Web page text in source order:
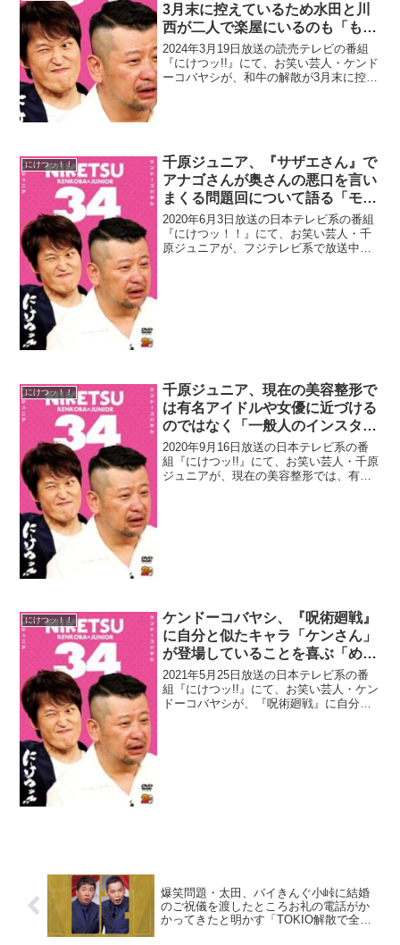
3月末に控えているため水田と川
西が二人で楽屋にいるのも「もう
数えるほどでしょう」
2024年3月19日放送の読売テレビの番組
『にけつッ!!』にて、お笑い芸人・ケンド
ーコバヤシが、和牛の解散が3月末に控え
にけつッ！！
千原ジュニア、『サザエさん』で
アナゴさんが奥さんの悪口を言い
まくる問題回について語る「モラ
ハラもモラハラ」
2020年6月3日放送の日本テレビ系の番組
『にけつッ！！』にて、お笑い芸人・千
原ジュニアが、フジテレビ系で放送中の
にけつッ！！
千原ジュニア、現在の美容整形で
は有名アイドルや女優に近づける
のではなく「一般人のインスタ写
真」を参考に近づけたい人が多い
と明かす
2020年9月16日放送の日本テレビ系の番
組『にけつッ!!』にて、お笑い芸人・千原
ジュニアが、現在の美容整形では、有名
にけつッ！！
ケンドーコバヤシ、『呪術廻戦』
に自分と似たキャラ「ケンさん」
が登場していることを喜ぶ「めっ
ちゃいい説教する役で出てるんで
す(笑)」
2021年5月25日放送の日本テレビ系の番
組『にけつッ!!』にて、お笑い芸人・ケン
ドーコバヤシが、『呪術廻戦』に自分と
爆笑問題・太田、バイきんぐ小峠に結婚
のご祝儀を渡したところお礼の電話がか
かってきたと明かす「TOKIO解散で全然